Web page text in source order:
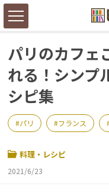
パリのカフェ
れる！シンプ
シピ集
パリ フランス
料理・レシピ
2021/6/23